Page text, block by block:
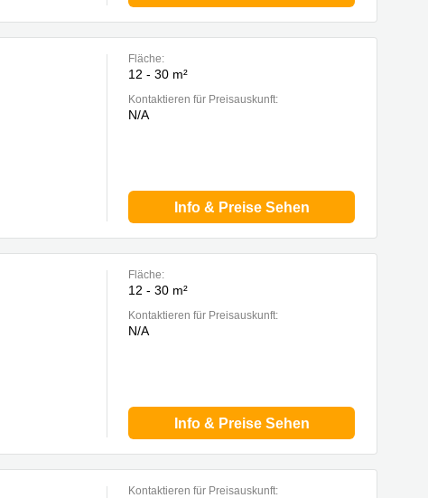
Fläche:
12 - 30 m²
Kontaktieren für Preisauskunft:
N/A
Info & Preise Sehen
Fläche:
12 - 30 m²
Kontaktieren für Preisauskunft:
N/A
Info & Preise Sehen
Kontaktieren für Preisauskunft: